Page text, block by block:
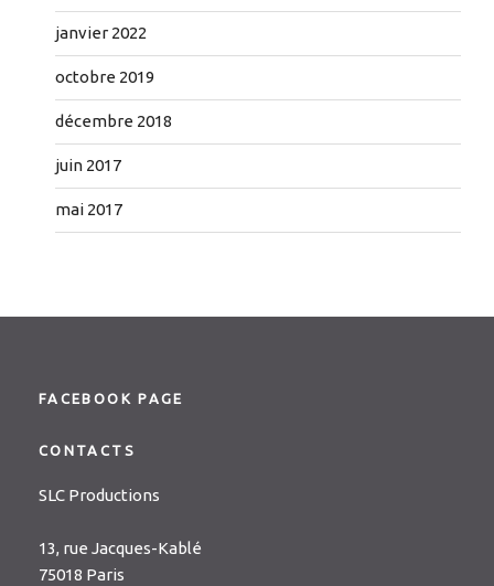
janvier 2022
octobre 2019
décembre 2018
juin 2017
mai 2017
FACEBOOK PAGE
CONTACTS
SLC Productions
13, rue Jacques-Kablé
75018 Paris